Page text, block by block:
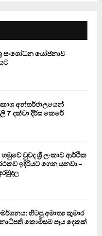
සංශෝධන යෝජනාව
අන්තර්ජාලයෙන්
7 දක්වා දීර්ඝ කෙරේ
හමුවේ වුවද ශ්‍රී ලංකාව ආර්ථික
ඉදිරියට ගෙන යනවා –
හිටපු අමාත්‍ය කුමාර
කොමිසම පැය දෙකක්